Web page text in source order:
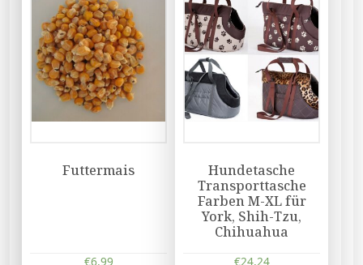
Futtermais
€6,99
Hundetasche
Transporttasche
Farben M-XL für
York, Shih-Tzu,
Chihuahua
€24,24